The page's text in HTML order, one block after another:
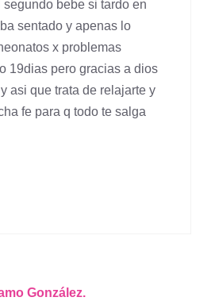
bebe si tardo en
sentado y apenas lo
x problemas
19dias pero gracias a dios
asi que trata de relajarte y
fe para q todo te salga
González.